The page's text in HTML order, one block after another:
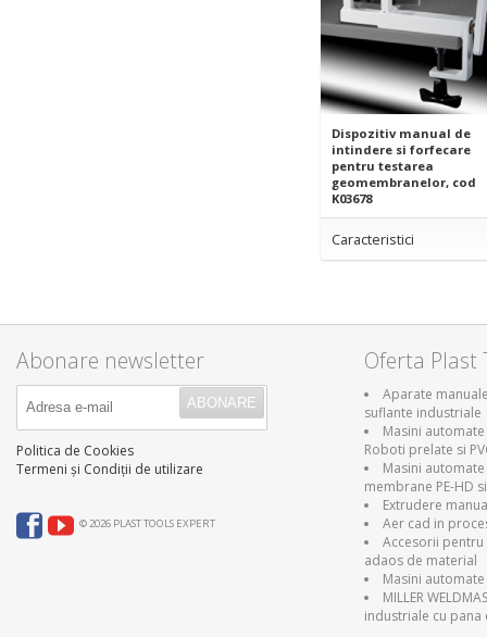
Dispozitiv manual de
intindere si forfecare
pentru testarea
geomembranelor, cod
K03678
Caracteristici
Abonare newsletter
Politica de Cookies
Termeni și Condiții de utilizare
© 2026 PLAST TOOLS EXPERT
Oferta Plast
Aparate
suflante industriale
Masini
Roboti prelate si
Masini
membrane PE-HD
Extrudere
Aer cad in
Accesorii pentru
adaos de material
Masini
MILLER
industriale cu pana